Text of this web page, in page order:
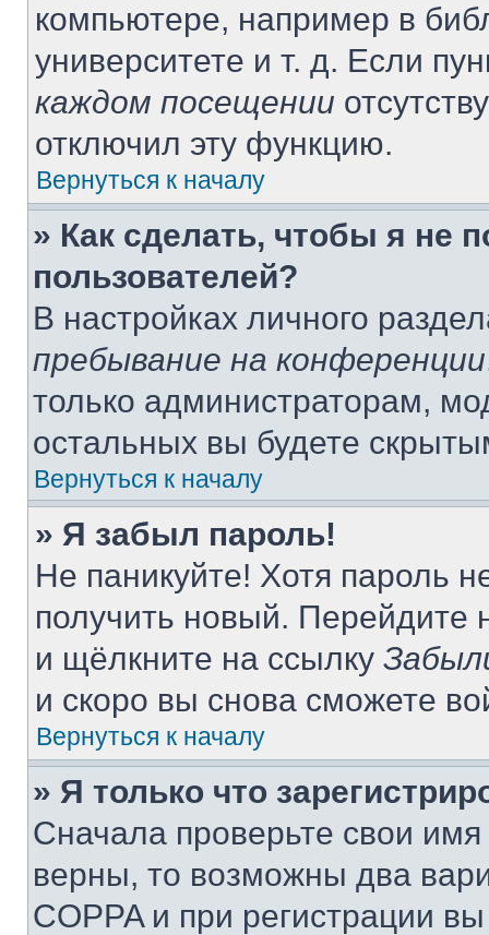
компьютере, например в
университете и т. д. Если
каждом посещении
отключил эту функцию.
Вернуться к началу
» Как сделать, чтобы я не
пользователей?
В настройках личного
пребывание на конференции
только администраторам,
остальных вы будете
Вернуться к началу
» Я забыл пароль!
Не паникуйте! Хотя пароль
получить новый. Перейдите
и щёлкните на ссылку
и скоро вы снова сможете
Вернуться к началу
» Я только что
Сначала проверьте свои
верны, то возможны два
COPPA и при регистрации